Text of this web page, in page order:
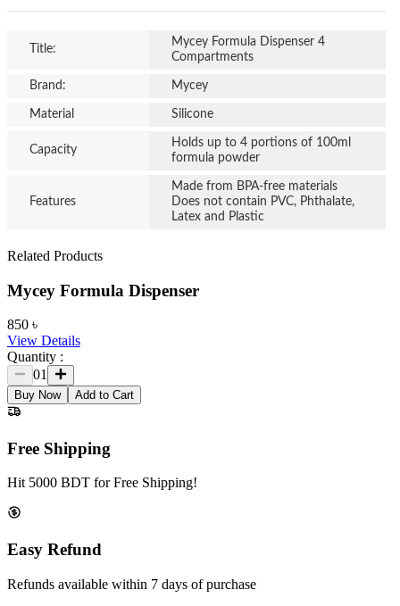
Title:
Mycey Formula Dispenser 4
Compartments
Brand: Mycey
Material Silicone
Capacity
Holds up to 4 portions of 100ml
formula powder
Features
Made from BPA-free materials
Does not contain PVC, Phthalate,
Latex and Plastic
Related Products
Mycey Formula Dispenser
850 ৳
View Details
Quantity :
01
Buy Now Add to Cart
Free Shipping
Hit 5000 BDT for Free Shipping!
Easy Refund
Refunds available within 7 days of purchase